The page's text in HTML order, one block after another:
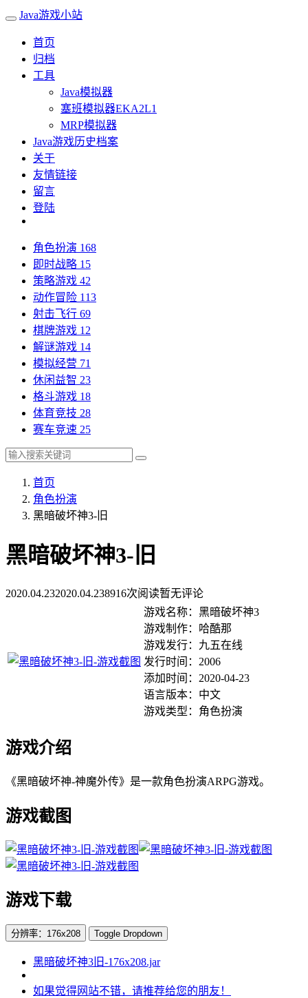
Java游戏小站
首页
归档
工具
Java模拟器
塞班模拟器EKA2L1
MRP模拟器
Java游戏历史档案
关于
友情链接
留言
登陆
角色扮演 168
即时战略 15
策略游戏 42
动作冒险 113
射击飞行 69
棋牌游戏 12
解谜游戏 14
模拟经营 71
休闲益智 23
格斗游戏 18
体育竞技 28
赛车竞速 25
首页
角色扮演
黑暗破坏神3-旧
黑暗破坏神3-旧
2020.04.232020.04.238916次阅读暂无评论
游戏名称：黑暗破坏神3
游戏制作：哈酷那
游戏发行：九五在线
发行时间：2006
添加时间：2020-04-23
语言版本：中文
游戏类型：角色扮演
游戏介绍
《黑暗破坏神-神魔外传》是一款角色扮演ARPG游戏。
游戏截图
游戏下载
分辨率：176x208 Toggle Dropdown
黑暗破坏神3旧-176x208.jar
如果觉得网站不错，请推荐给您的朋友！